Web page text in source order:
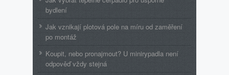
bydlení
Jak vznikají plotová pole na míru od zaměření
po montáž
Koupit, nebo pronajmout? U minirypadla není
odpověď vždy stejná